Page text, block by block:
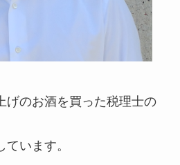
げのお酒を買った税理士の
います。